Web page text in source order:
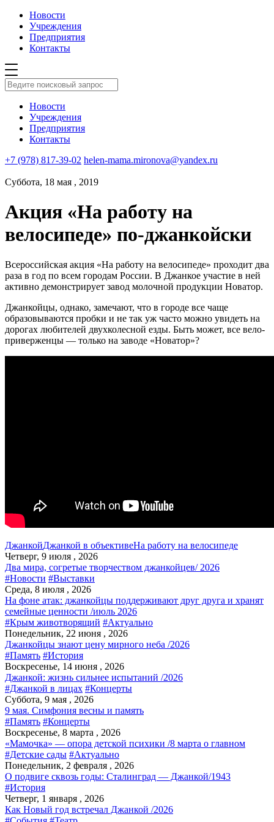
Новости
Учреждения
Предприятия
Контакты
Новости
Учреждения
Предприятия
Контакты
+7 (978) 817-39-02 helen-mama.mironova@yandex.ru
Суббота, 18 мая , 2019
Акция «На работу на
велосипеде» по-джанкойски
Всероссийская акция «На работу на велосипеде» проходит два
раза в год по всем городам России. В Джанкое участие в ней
активно демонстрирует завод молочной продукции Новатор.
Джанкойцы, однако, замечают, что в городе все чаще
образовываются пробки и не так уж часто можно увидеть на
дорогах любителей двухколесной езды. Быть может, все вело-
приверженцы — только на заводе «Новатор»?
ДжанкойДжанкой в объективеНа работу на велосипеде
Четверг, 9 июля , 2026
Два мира, согретые творчеством джанкойцев/ 2026
#Новости #Выставки
Среда, 8 июля , 2026
На фоне атак: джанкойцы поддерживают друг друга и хранят
семейные ценности /июль 2026
#Крым животворящий #Актуально
Понедельник, 22 июня , 2026
Джанкойцы знают цену мирного неба /2026
#Память #История
Воскресенье, 14 июня , 2026
Джанкой: жизнь сильнее испытаний /2026
#Джанкой в лицах #Концерты
Суббота, 9 мая , 2026
9 мая. Симфония весны и память
#Память #Концерты
Воскресенье, 8 марта , 2026
«Мамочка» — опора детской психики /8 марта о главном
#Детские сады #Актуально
Понедельник, 2 февраля , 2026
О подвиге сквозь годы: Сталинград — Джанкой/1943
#История
Четверг, 1 января , 2026
Как Новый год встречал Джанкой /2026